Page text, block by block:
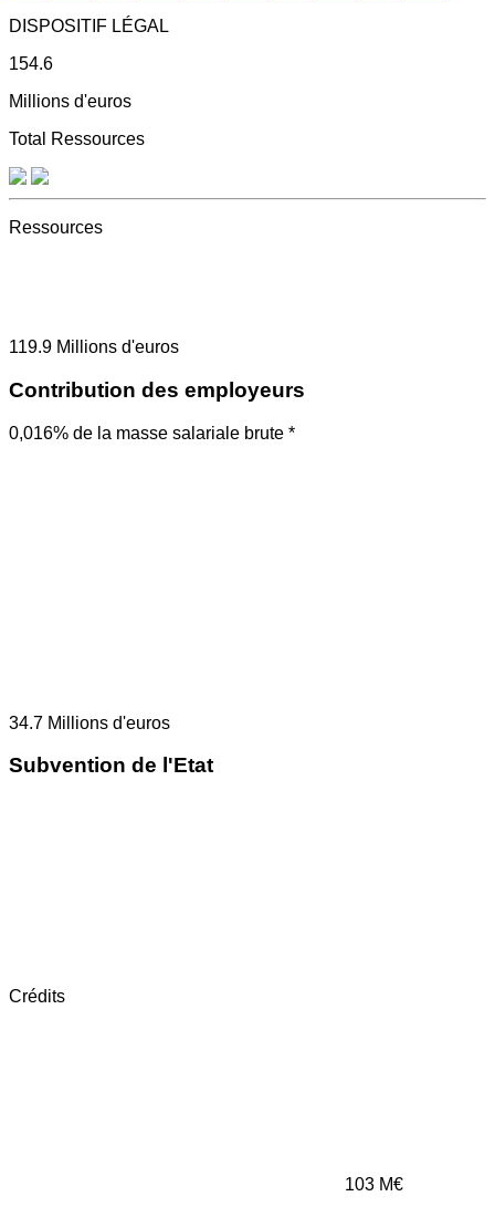
DISPOSITIF LÉGAL
154.6
Millions d'euros
Total Ressources
Ressources
119.9 Millions d'euros
Contribution des employeurs
0,016% de la masse salariale brute *
34.7 Millions d'euros
Subvention de l'Etat
Crédits
103 M€